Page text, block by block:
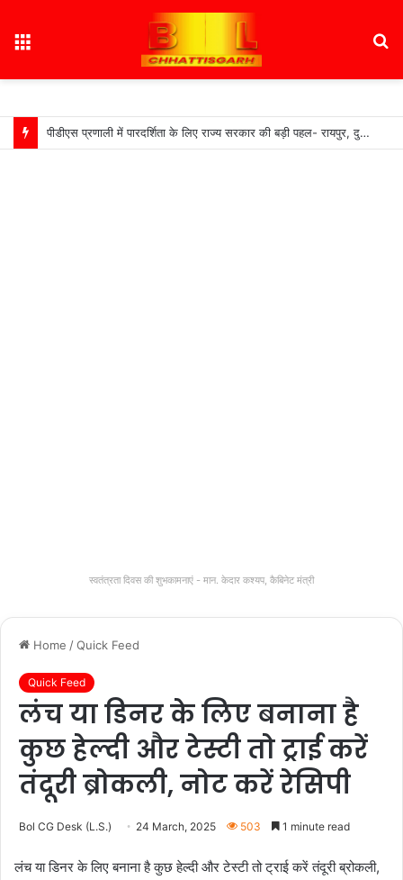
पीडीएस प्रणाली में पारदर्शिता के लिए राज्य सरकार की बड़ी पहल- रायपुर, दुर्ग और बिलासपुर में तीन ‘अन्नपूर्ति ग्रेन एटीएम‘ का शुभारंभ…
स्वतंत्रता दिवस की शुभकामनाएं - मान. केदार कश्यप, कैबिनेट मंत्री
Home /Quick Feed
Quick Feed
लंच या डिनर के लिए बनाना है
कुछ हेल्दी और टेस्टी तो ट्राई करें
तंदूरी ब्रोकली, नोट करें रेसिपी
Bol CG Desk (L.S.) 24 March, 2025 503 1 minute read
लंच या डिनर के लिए बनाना है कुछ हेल्दी और टेस्टी तो ट्राई करें तंदूरी ब्रोकली,